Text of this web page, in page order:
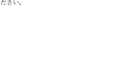
ださい。